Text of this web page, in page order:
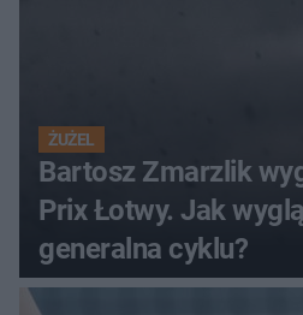
ŻUŻEL
Bartosz Zmarzlik
Prix Łotwy. Jak
generalna cyklu?